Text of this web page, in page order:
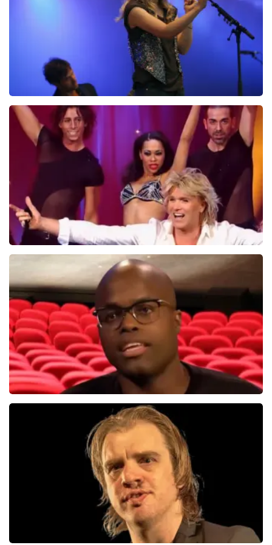
Ilse DeLange
274+
BEKIJKEN
Hans Klok
314+ reviews
BEKIJKEN
Jandino Asporaat
499+reviews
BEKIJKEN